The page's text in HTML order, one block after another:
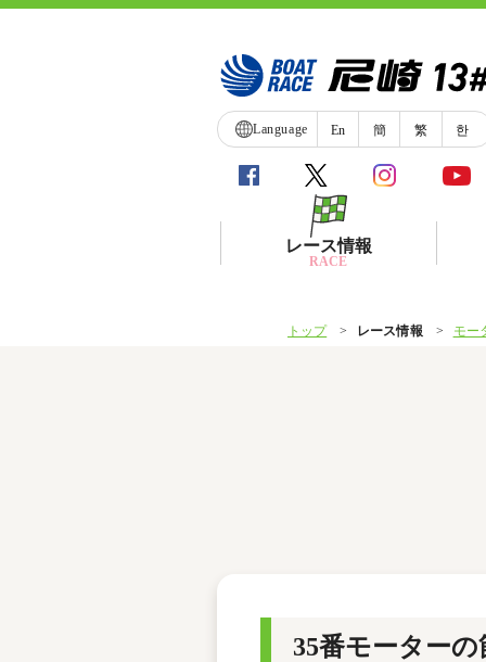
Language En 簡 繁 한
レース情報
RACE
ボートデータ
トップ レース情報 モー
35番モーターの